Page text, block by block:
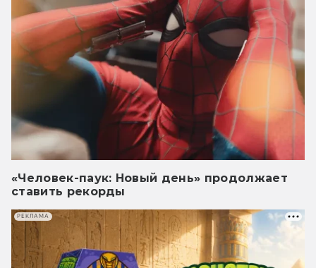
«Человек-паук: Новый день» продолжает
ставить рекорды
РЕКЛАМА